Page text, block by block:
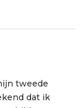
tweede
dat ik